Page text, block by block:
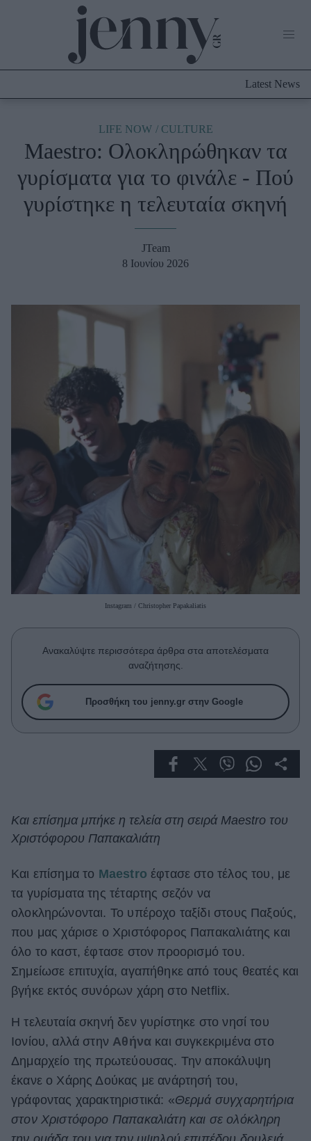
Culture
Fashion
Shopping
Styling Tips
Fashion News
Μαλλιά - Νύχια
Well being
Ψυχολογία
Υγεία + Διατροφή
Σχέσεις & Σεξ
Woman Power
Parenting
Working Girl
Real Women
Πρόσωπα
Celebrities
Συνεντεύξεις
True Stories
Ask the Guru
Success Stories
Deco
Green
Αφιερώματα
ΒΟΞ
Women's Forum
Hautes Grecians
Latest News
LIFE NOW CULTURE
Maestro: Ολοκληρώθηκαν τα
γυρίσματα για το φινάλε - Πού
γυρίστηκε η τελευταία σκηνή
JTeam
8 Ιουνίου 2026
Instagram / Christopher Papakaliatis
Ανακαλύψτε περισσότερα άρθρα στα αποτελέσματα
αναζήτησης.
Προσθήκη του jenny.gr στην Google
Και επίσημα μπήκε η τελεία στη σειρά Maestro του
Χριστόφορου Παπακαλιάτη
Και επίσημα το Maestro έφτασε στο τέλος του, με
τα γυρίσματα της τέταρτης σεζόν να
ολοκληρώνονται. Το υπέροχο ταξίδι στους Παξούς,
που μας χάρισε ο Χριστόφορος Παπακαλιάτης και
όλο το καστ, έφτασε στον προορισμό του.
Σημείωσε επιτυχία, αγαπήθηκε από τους θεατές και
βγήκε εκτός συνόρων χάρη στο Netflix.
Η τελευταία σκηνή δεν γυρίστηκε στο νησί του
Ιονίου, αλλά στην Αθήνα και συγκεκριμένα στο
Δημαρχείο της πρωτεύουσας. Την αποκάλυψη
έκανε ο Χάρης Δούκας με ανάρτησή του,
γράφοντας χαρακτηριστικά: «Θερμά συγχαρητήρια
στον Χριστόφορο Παπακαλιάτη και σε ολόκληρη